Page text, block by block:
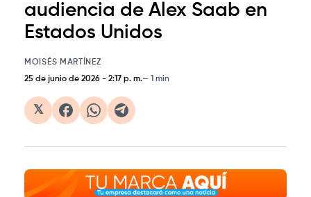
audiencia de Alex Saab en
Estados Unidos
MOISÉS MARTÍNEZ
25 de junio de 2026 - 2:17 p. m. 1 min
𝕏